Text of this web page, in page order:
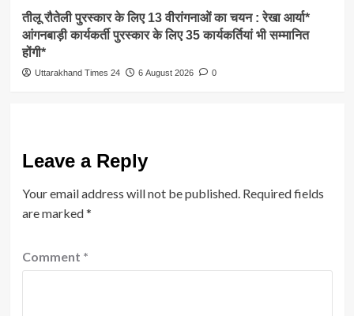
तीलू रौतेली पुरस्कार के लिए 13 वीरांगनाओं का चयन : रेखा आर्या*
आंगनबाड़ी कार्यकर्ती पुरस्कार के लिए 35 कार्यकर्तियां भी सम्मानित
होंगी*
Uttarakhand Times 24 6 August 2026 0
Leave a Reply
Your email address will not be published. Required fields
are marked*
Comment *